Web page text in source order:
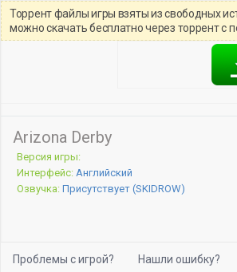
Торрент файлы игры взяты из свободных
можно скачать бесплатно через торрент с
Arizona Derby
Версия игры:
Интерфейс: Английский
Озвучка: Присутствует (SKIDROW)
Проблемы с игрой? Нашли ошибку?